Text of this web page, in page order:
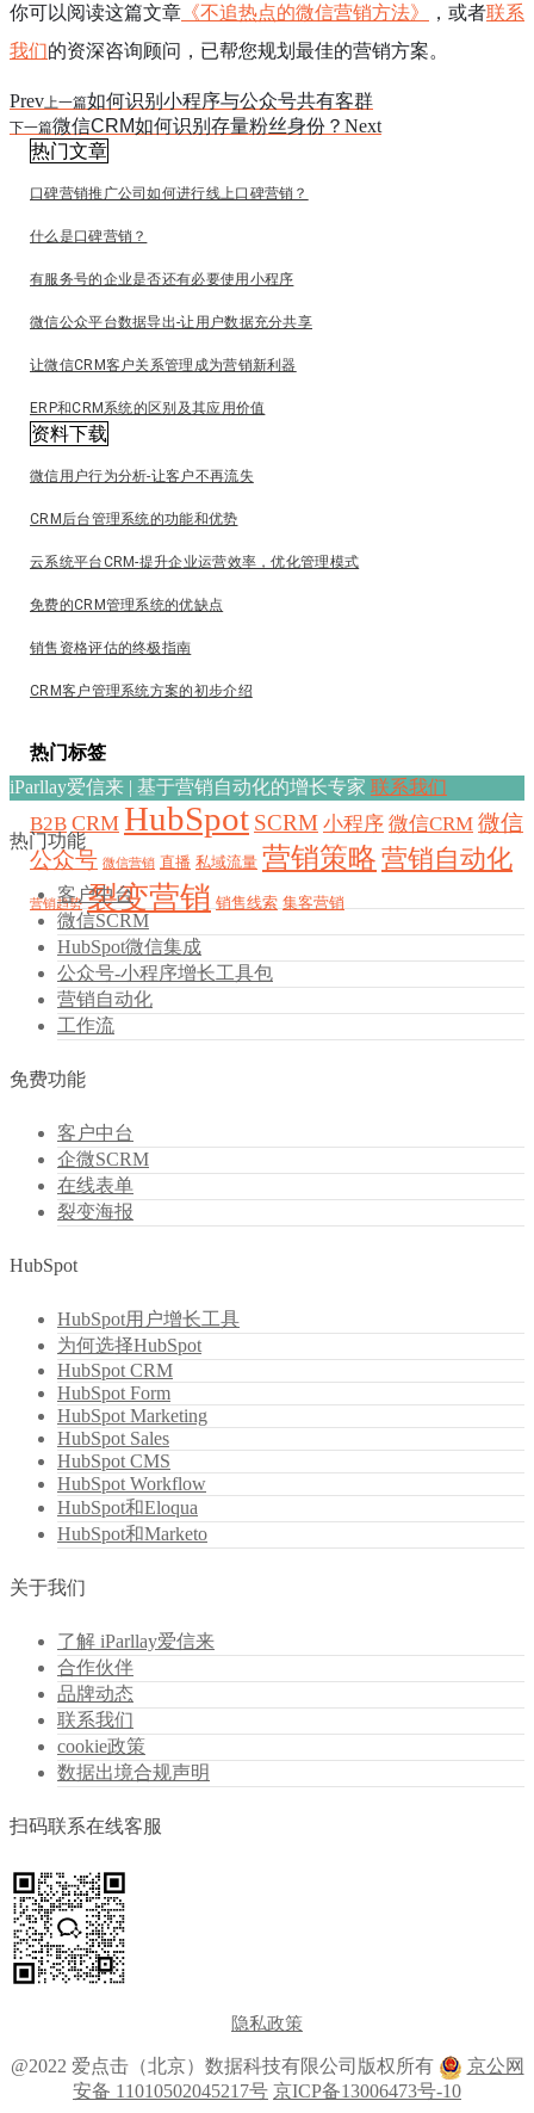
你可以阅读这篇文章 《不追热点的微信营销方法》 ，或者联系
我们的资深咨询顾问，已帮您规划最佳的营销方案。
Prev上一篇如何识别小程序与公众号共有客群
下一篇微信CRM如何识别存量粉丝身份？ Next
热门文章
口碑营销推广公司如何进行线上口碑营销？
什么是口碑营销？
有服务号的企业是否还有必要使用小程序
微信公众平台数据导出-让用户数据充分共享
让微信CRM客户关系管理成为营销新利器
ERP和CRM系统的区别及其应用价值
资料下载
微信用户行为分析-让客户不再流失
CRM后台管理系统的功能和优势
云系统平台CRM-提升企业运营效率，优化管理模式
免费的CRM管理系统的优缺点
销售资格评估的终极指南
CRM客户管理系统方案的初步介绍
热门标签
B2B CRM HubSpot SCRM 小程序 微信CRM 微信
公众号 微信营销 直播 私域流量 营销策略 营销自动化
营销趋势 裂变营销 销售线索 集客营销
iParllay爱信来 | 基于营销自动化的增长专家 联系我们
热门功能
客户中台
微信SCRM
HubSpot微信集成
公众号-小程序增长工具包
营销自动化
工作流
免费功能
客户中台
企微SCRM
在线表单
裂变海报
HubSpot
HubSpot用户增长工具
为何选择HubSpot
HubSpot CRM
HubSpot Form
HubSpot Marketing
HubSpot Sales
HubSpot CMS
HubSpot Workflow
HubSpot和Eloqua
HubSpot和Marketo
关于我们
了解 iParllay爱信来
合作伙伴
品牌动态
联系我们
cookie政策
数据出境合规声明
扫码联系在线客服
隐私政策
@2022 爱点击（北京）数据科技有限公司版权所有
京公网
安备 11010502045217号 京ICP备13006473号-10